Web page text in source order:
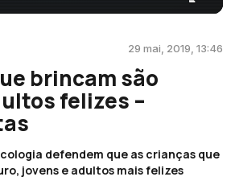
29 mai, 2019, 13:46
brincam são
felizes –
defendem que as crianças que
jovens e adultos mais felizes